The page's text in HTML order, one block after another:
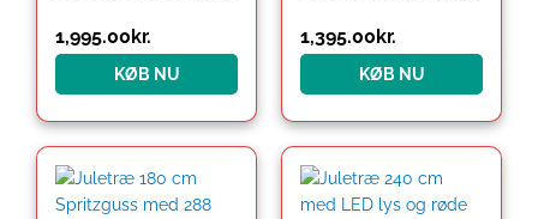
1,995.00kr.
KØB NU
1,395.00kr.
KØB NU